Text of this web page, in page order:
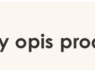
opis